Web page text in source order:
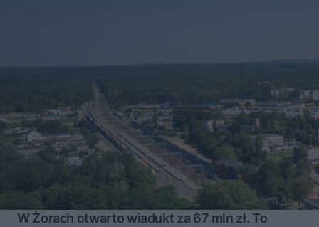
W Żorach otwarto wiadukt za 67 mln zł. To